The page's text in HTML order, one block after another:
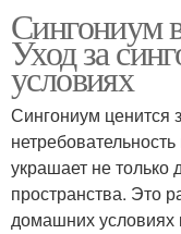
Сингониум
Уход за
условиях
Сингониум ценится
украшает не
пространства. Это
домашних условиях